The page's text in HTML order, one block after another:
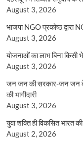
August 3, 2026
भाजपा NGO प्रकोष्ठ
August 3, 2026
योजनाओं का लाभ बिना किसी
August 3, 2026
जन जन की सरकार-जन जन के
की भागीदारी
August 3, 2026
युवा शक्ति ही विकसित भारत
August 2, 2026